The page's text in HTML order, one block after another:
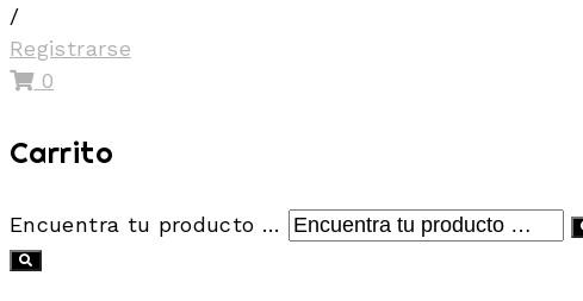
/
Registrarse
0
Carrito
Encuentra tu producto …